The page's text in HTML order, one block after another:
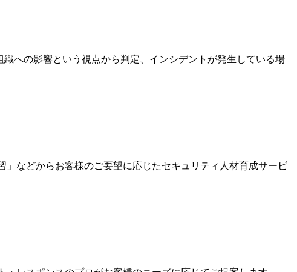
への影響という視点から判定、インシデントが発生している場
」などからお客様のご要望に応じたセキュリティ人材育成サービ